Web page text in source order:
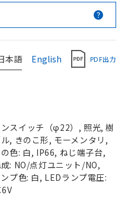
本語 English PDF出力
スイッチ（φ22）, 照光, 樹
, きのこ形, モーメンタリ,
色: 白, IP66, ねじ端子台,
: NO/点灯ユニット/NO,
プ色: 白, LEDランプ電圧: